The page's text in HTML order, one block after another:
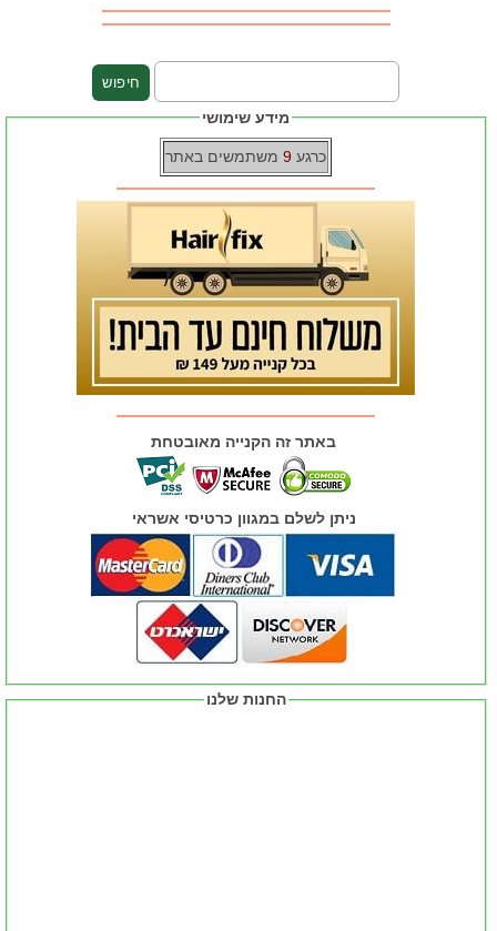
מידע שימושי
כרגע 9משתמשים באתר
החנות שלנו